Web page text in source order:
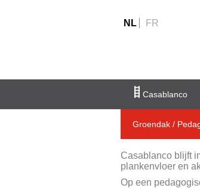
NL FR
Casablanco
Groendak /
Casablanco blijft
plankenvloer en
Op een